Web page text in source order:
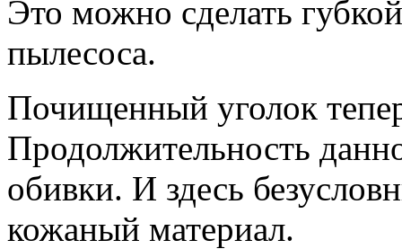
Это можно сделать
пылесоса.
Почищенный уголок
Продолжительность
обивки. И здесь
кожаный материал.